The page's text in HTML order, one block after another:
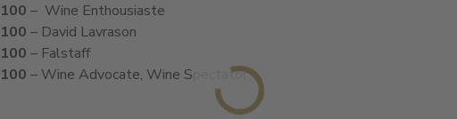
– Wine Enthousiaste
– David Lavrason
– Falstaff
– Wine Advocate, Wine Spectator